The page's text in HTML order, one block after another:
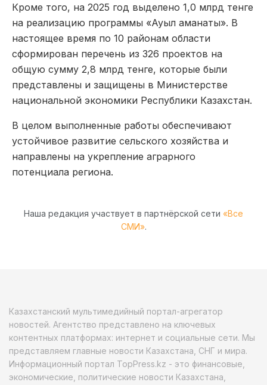
Кроме того, на 2025 год выделено 1,0 млрд тенге
на реализацию программы «Ауыл аманаты». В
настоящее время по 10 районам области
сформирован перечень из 326 проектов на
общую сумму 2,8 млрд тенге, которые были
представлены и защищены в Министерстве
национальной экономики Республики Казахстан.
В целом выполненные работы обеспечивают
устойчивое развитие сельского хозяйства и
направлены на укрепление аграрного
потенциала региона.
Наша редакция участвует в партнёрской сети «Все
СМИ».
Казахстанский мультимедийный портал-агрегатор
новостей. Агентство представлено на ключевых
контентных платформах: интернет и социальные сети. Мы
представляем главные новости Казахстана, СНГ и мира.
Информационный портал TopPress.kz - это финансовые,
экономические, политические новости Казахстана,